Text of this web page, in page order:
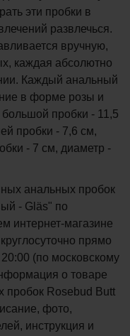
эти пробки в
развлечься.
вручную,
каждая абсолютно
Каждый анальный
в форме розы и
пробки - 11,5
пробки - 7,6 см,
- 7 см, диаметр -
анальных пробок
- Gläs" по
интернет-магазине
прямо
(по московскому
о товаре
пробок Rosebud Butt
фото,
инструкция и